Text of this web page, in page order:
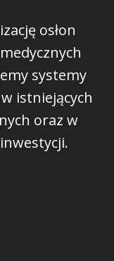
osłon
systemy
istniejących
oraz w